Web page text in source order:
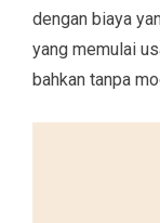
dengan biaya
yang memulai
bahkan tanpa